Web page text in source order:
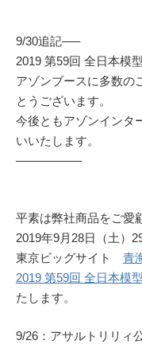
9/30追記—–
2019 第59回 全日本模
アゾンブースに多数の
とうございます。
今後ともアゾンインタ
いいたします。
—————–
平素は弊社商品をご愛
2019年9月28日（土）
東京ビッグサイト 青
2019 第59回 全日本模
たします。
9/26：アサルトリリィ